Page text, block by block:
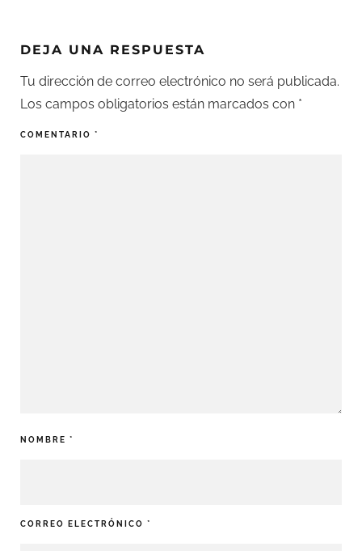
DEJA UNA RESPUESTA
Tu dirección de correo electrónico no será publicada.
Los campos obligatorios están marcados con *
COMENTARIO *
NOMBRE *
CORREO ELECTRÓNICO *